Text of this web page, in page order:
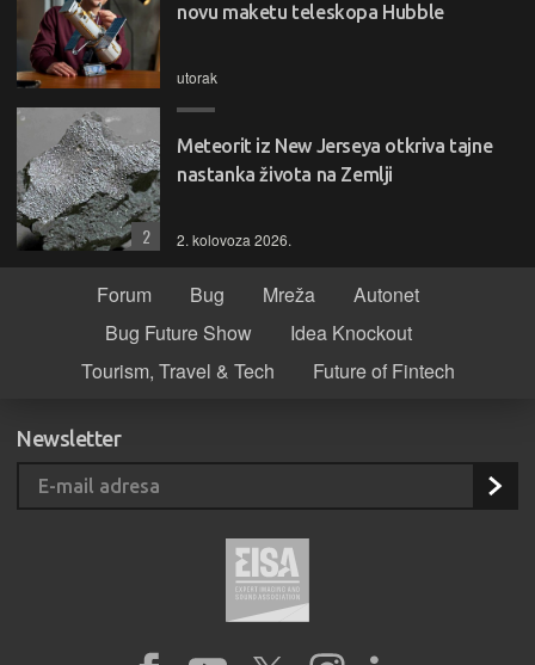
novu maketu teleskopa Hubble
utorak
Meteorit iz New Jerseya otkriva tajne
nastanka života na Zemlji
2. kolovoza 2026.
2
Forum Bug Mreža
Autonet
Bug Future Show
Idea Knockout
Tourism, Travel & Tech
Future of Fintech
Newsletter